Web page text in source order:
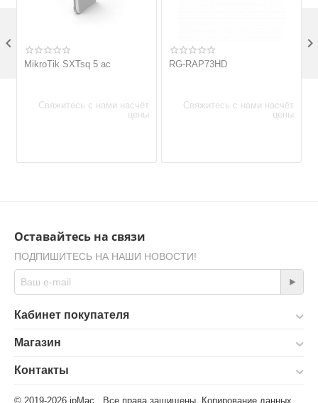
MikroTik SXTsq 5 ac
Свяжитесь с нами насчёт
цены
RG-RAP73HD
Свяжитесь с нами насчёт
цены
 
Оставайтесь на связи
ПОДПИШИТЕСЬ НА НАШИ НОВОСТИ!
Кабинет покупателя
Магазин
Контакты
© 2019-2026 ipMac. Все права защищены. Копирование данных